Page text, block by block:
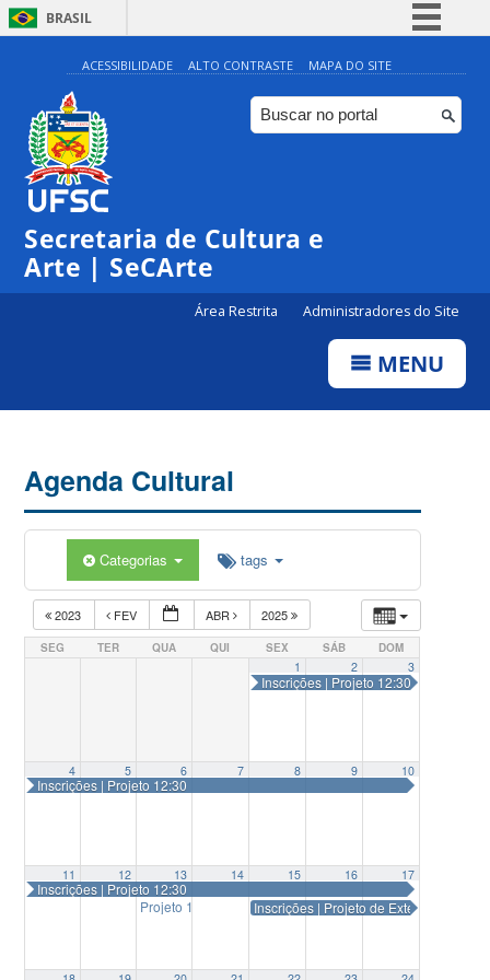
BRASIL
Simplifique!
Comunica BR
Participe
ACESSIBILIDADE ALTO CONTRASTE MAPA DO SITE
Secretaria de Cultura e
Arte | SeCArte
Área Restrita Administradores do Site
MENU
Agenda Cultural
Categorias tags
2023 FEV ABR 2025
SEG TER QUA QUI SEX SÁB DOM
1
Inscrições | Projeto 12:30
2 3
4
Inscrições | Projeto 12:30
5 6 7 8 9 10
11
Inscrições | Projeto 12:30
12 13
Projeto 12:30 | show do músico Marcondes12:30
14 15
Inscrições | Projeto de Extensão e
16 17